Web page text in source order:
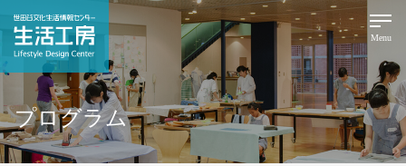
Menu
プログラム